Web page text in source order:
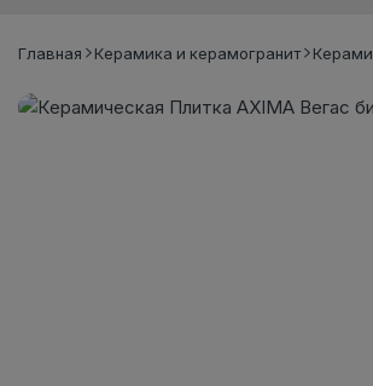
Главная Керамика и керамогранит